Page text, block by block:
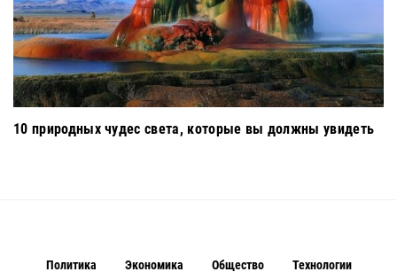
10 природных чудес света, которые вы должны увидеть
Политика Экономика Общество Технологии